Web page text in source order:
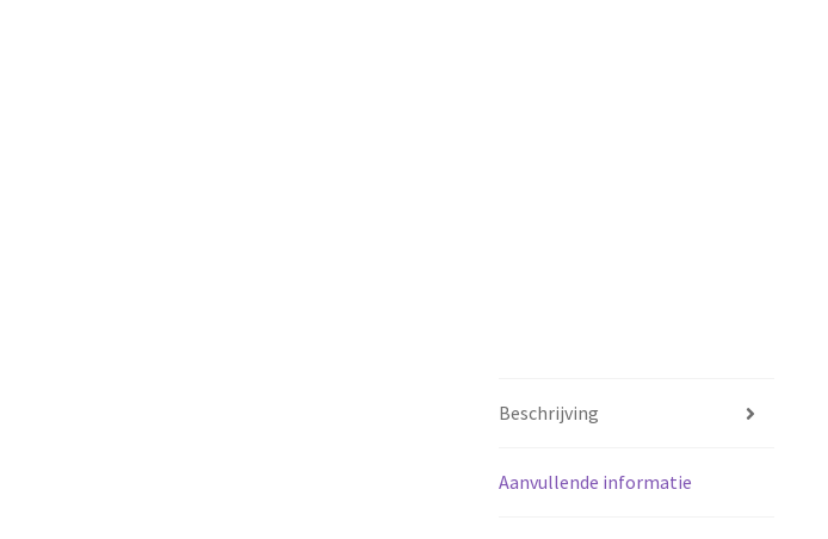
Beschrijving
Aanvullende informatie